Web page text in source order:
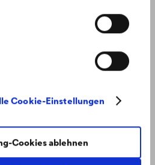
Cookie-Einstellungen
Cookies ablehnen
русский
PFAS Verbot wissen müssen.